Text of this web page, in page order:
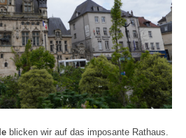
blicken wir auf das imposante Rathaus.